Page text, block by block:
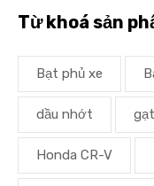
Từ khoá sản
Bạt phủ xe
dầu nhớt
Honda CR-V